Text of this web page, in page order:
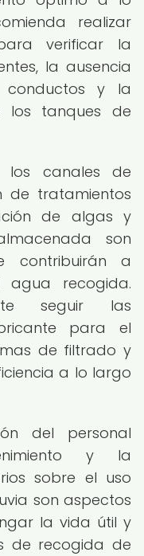
realizar
verificar la
la ausencia
conductos y la
los tanques de
los canales de
de tratamientos
de algas y
son
contribuirán a
recogida.
seguir las
para el
de filtrado y
a lo largo
del personal
y la
sobre el uso
son aspectos
la vida útil y
de recogida de